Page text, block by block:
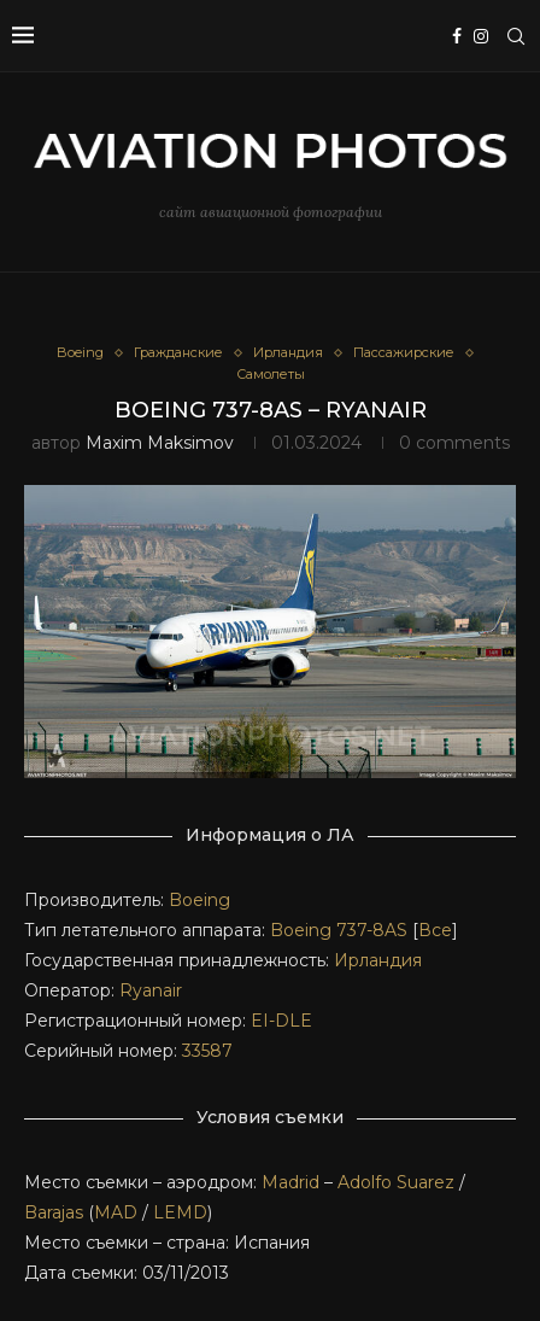
сайт авиационной фотографии
Boeing Гражданские Ирландия
Пассажирские
Самолеты
BOEING 737-8AS – RYANAIR
автор Maxim Maksimov 01.03.2024 0 comments
Информация о ЛА
Производитель: Boeing
Тип летательного аппарата: Boeing 737-8AS [Все]
Государственная принадлежность: Ирландия
Оператор: Ryanair
Регистрационный номер: EI-DLE
Серийный номер: 33587
Условия съемки
Место съемки – аэродром: Madrid – Adolfo Suarez /
Barajas (MAD / LEMD)
Место съемки – страна: Испания
Дата съемки: 03/11/2013